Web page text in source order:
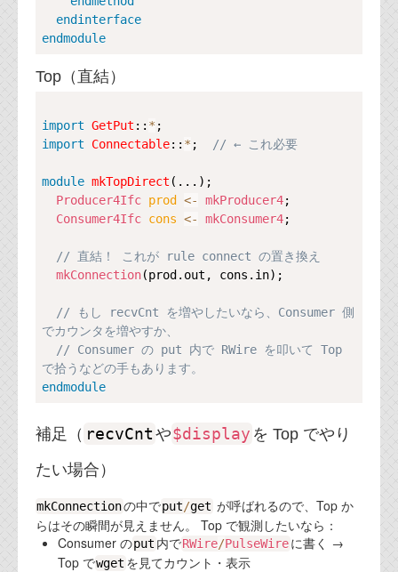
endinterface
endmodule
Top（直結）
import GetPut :: *
import
Connectable:: * ; // ← これ必要
module mkTopDirect (...);
Producer4Ifc prod <- mkProducer4;
Consumer4Ifc cons <- mkConsumer4;
// 直結！ これが rule connect の置き換え
mkConnection(prod.out, cons.in);
// もし recvCnt を増やしたいなら、Consumer 側
でカウンタを増やすか、
// Consumer の put 内で RWire を叩いて Top
で拾うなどの手もあります。
endmodule
補足（ recvCnt や$display を Top でやり
たい場合）
mkConnectionの中でput/get が呼ばれるので、Top か
らはその瞬間が見えません。 Top で観測したいなら：
Consumer のput 内でRWire/PulseWireに書く →
Top でwget を見てカウント・表示